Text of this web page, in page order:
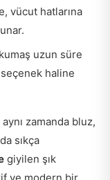
vücut hatlarına
uzun süre
haline
zamanda bluz,
sıkça
giyilen şık